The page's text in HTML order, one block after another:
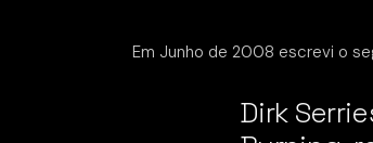
Em Junho de 2008 escrevi o
Dirk